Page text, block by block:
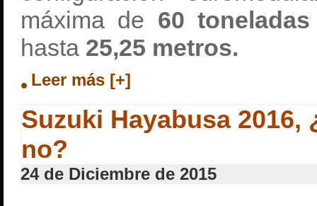
máxima de 60 toneladas
hasta 25,25 metros.
Leer más [+]
Suzuki Hayabusa
no?
24 de Diciembre de 2015